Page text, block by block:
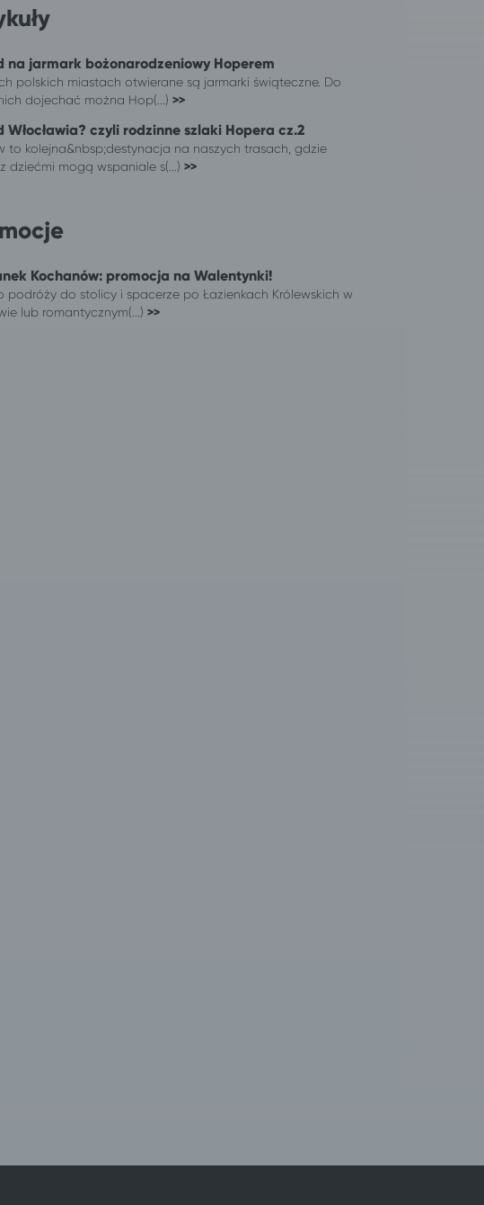
na jarmark bożonarodzeniowy Hoperem
polskich miastach otwierane są jarmarki świąteczne. Do
dojechać można Hop(...) >>
Włocławia? czyli rodzinne szlaki Hopera cz.2
to kolejna&nbsp;destynacja na naszych trasach, gdzie
dziećmi mogą wspaniale s(...) >>
Kochanów: promocja na Walentynki!
podróży do stolicy i spacerze po Łazienkach Królewskich w
lub romantycznym(...) >>